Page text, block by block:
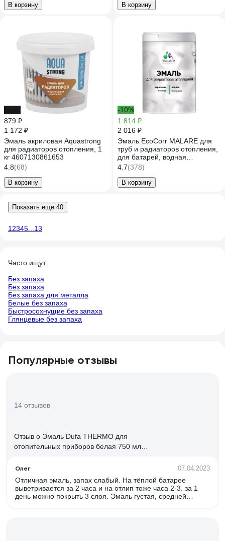
В корзину В корзину
879 ₽
1 172 ₽
Эмаль акриловая Aquastrong
для радиаторов отопления, 1
кг 4607130861653
4.8(68)
В корзину
-10%
1 814 ₽
2 016 ₽
Эмаль EcoCorr MALARE для
труб и радиаторов отопления,
для батарей, водная
акриловая без запаха
матовая, греческая олива, 1 кг
ЭЭКОГРОМ0100
4.7(378)
В корзину
Показать еще 40
1 2345 13
Часто ищут
Без запаха
Без запаха
Без запаха для металла
Белые без запаха
Быстросохнущие без запаха
Глянцевые без запаха
Популярные отзывы
14 отзывов
Отзыв о Эмаль Dufa THERMO для
отопительных приборов белая 750 мл
Олег 07.04.2023
Отличная эмаль, запах слабый. На тёплой батарее
выветривается за 2 часа и на отлип тоже часа 2-3. за 1
день можно покрыть 3 слоя. Эмаль густая, средней